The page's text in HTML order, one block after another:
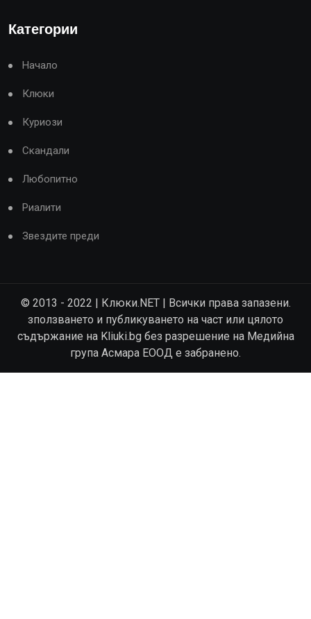
Категории
Начало
Клюки
Куриози
Скандали
Любопитно
Риалити
Звездите преди
© 2013 - 2022 | Клюки.NET | Всички права запазени.
зползването и публикуването на част или цялото
съдържание на Kliuki.bg без разрешение на Медийна
група Асмара ЕООД е забранено.